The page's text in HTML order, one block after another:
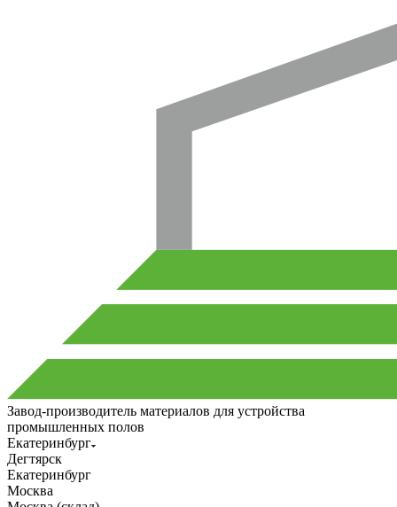
Завод-производитель материалов для устройства
промышленных полов
Екатеринбург
Дегтярск
Екатеринбург
Москва